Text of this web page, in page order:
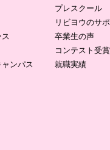
ンパス
プレスクール
リビヨウのサ
卒業生の声
コンテスト受
就職実績